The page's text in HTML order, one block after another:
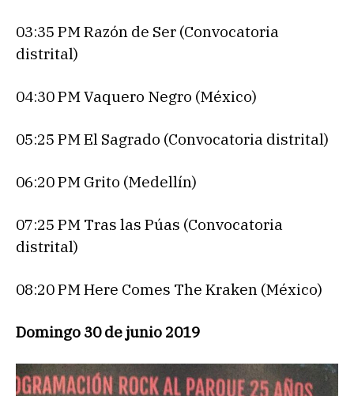
03:35 PM Razón de Ser (Convocatoria
distrital)
04:30 PM Vaquero Negro (México)
05:25 PM El Sagrado (Convocatoria distrital)
06:20 PM Grito (Medellín)
07:25 PM Tras las Púas (Convocatoria
distrital)
08:20 PM Here Comes The Kraken (México)
Domingo 30 de junio 2019